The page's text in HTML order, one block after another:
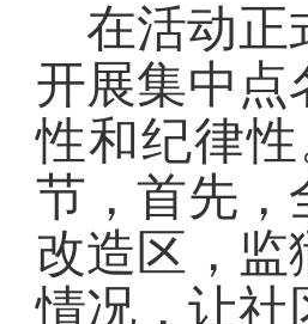
在活动正
开展集中点
性和纪律
节，首先，
改造区，监
情况，让社